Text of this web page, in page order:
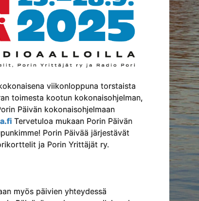
viikonloppuna torstaista
toimesta kootun kokonaisohjelman,
Päivän kokonaisohjelmaan
Tervetuloa mukaan Porin Päivän
Porin Päivää järjestävät
ja Porin Yrittäjät ry.
myös päivien yhteydessä